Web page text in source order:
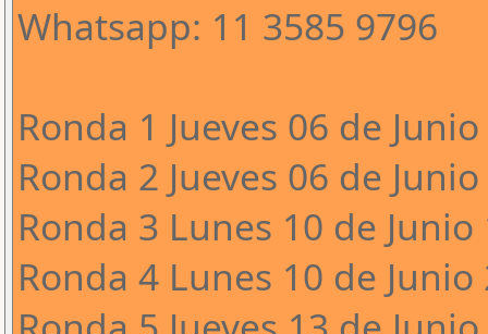
Whatsapp: 11 3585 9796
Ronda 1 Jueves 06 de
Ronda 2 Jueves 06 de
Ronda 3 Lunes 10 de Junio
Ronda 4 Lunes 10 de Junio